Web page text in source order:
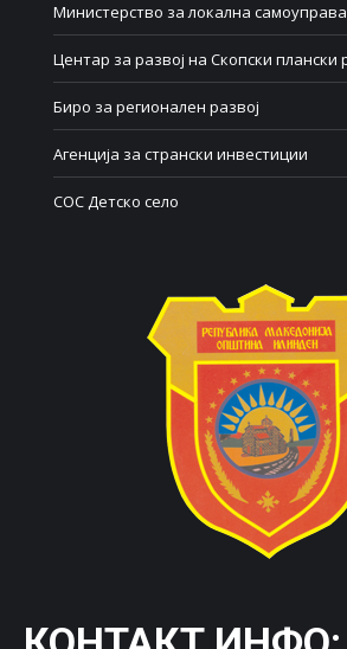
Министерство за локална самоуправа
Центар за развој на Скопски плански
Биро за регионален развој
Агенција за странски инвестиции
СОС Детско село